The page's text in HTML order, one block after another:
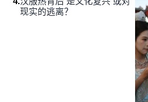
现实的逃离？